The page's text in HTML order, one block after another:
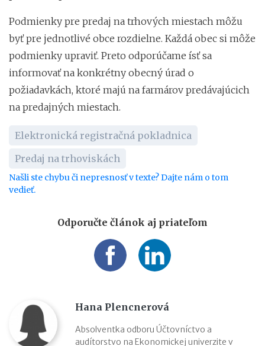
Podmienky pre predaj na trhových miestach môžu
byť pre jednotlivé obce rozdielne. Každá obec si môže
podmienky upraviť. Preto odporúčame ísť sa
informovať na konkrétny obecný úrad o
požiadavkách, ktoré majú na farmárov predávajúcich
na predajných miestach.
Elektronická registračná pokladnica
Predaj na trhoviskách
Našli ste chybu či nepresnosť v texte? Dajte nám o tom
vedieť.
Odporučte článok aj priateľom
Hana Plencnerová
Absolventka odboru Účtovníctvo a
audítorstvo na Ekonomickej univerzite v